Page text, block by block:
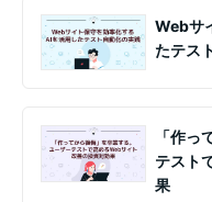
Webサ
たテス
「作
テスト
果